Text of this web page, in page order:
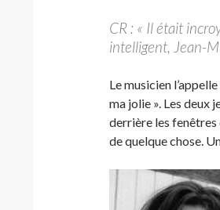
CR : « Il était
intelligent, Jean-
Le musicien
ma jolie ». Les deux
derrière les fenêtres
de quelque chose.